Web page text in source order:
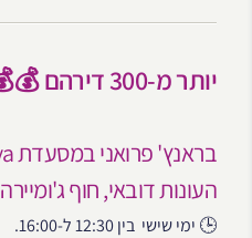
יותר מ-300 דירהם 💰💰💰💰
העונות דובאי, חוף ג'ומיירה
🕒 ימי שישי בין 12:30 ל-16:00.